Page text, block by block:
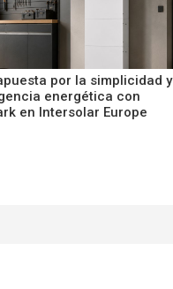
por la simplicidad y
energética con
en Intersolar Europe